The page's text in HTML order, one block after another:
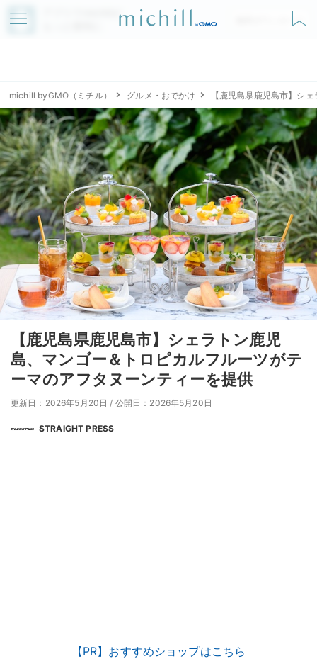
アプリでmichillが
無料ダウンロード
michill byGMO（ミチル） グルメ・おでかけ 【鹿児島県鹿児島市】シ
【鹿児島県鹿児島市】シェラトン鹿児
島、マンゴー＆トロピカルフルーツがテ
ーマのアフタヌーンティーを提供
更新日：2026年5月20日 / 公開日：2026年5月20日
STRAIGHT PRESS
【PR】おすすめショップはこちら